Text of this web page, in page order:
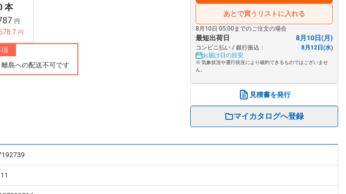
本
円
円
項
島への配送不可です
あとで買うリストに入れる
8月10日 05:00までのご注文の場合
最短出荷日 8月10日(月)
コンビニ払い / 銀行振込：
8月12日(水)
お届け日の目安
※ 気象状況や運行状況により確約できるものではございませ
ん。
見積書を発行
マイカタログへ登録